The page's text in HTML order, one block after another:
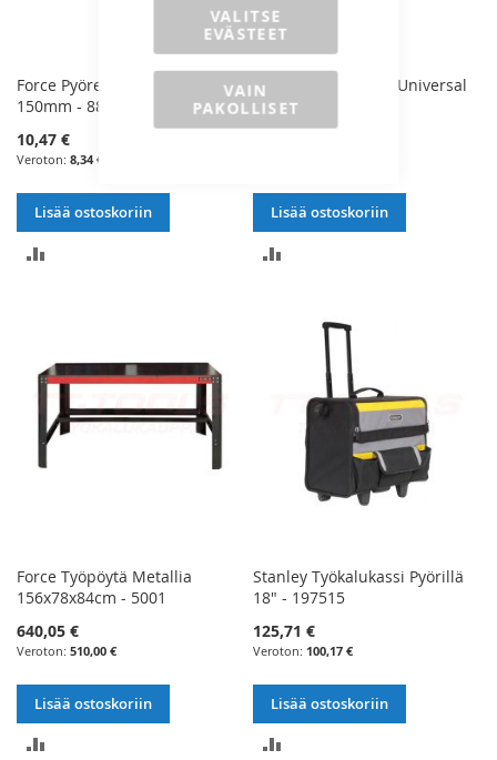
VALITSE
EVÄSTEET
VAIN
PAKOLLISET
Force Pyöreä Magneettikuppi
150mm - 88001
10,47 €
8,34 €
Lisää ostoskoriin
Force Työkalupidin Universal
4400mm - 63201
Lisää ostoskoriin
Force Työpöytä Metallia
156x78x84cm - 5001
640,05 €
510,00 €
Lisää ostoskoriin
Stanley Työkalukassi Pyörillä
18" - 197515
125,71 €
100,17 €
Lisää ostoskoriin